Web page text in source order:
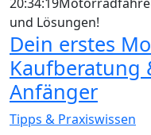
und Lösungen!
Dein erstes
Kaufberatung
Anfänger
Tipps & Praxiswissen